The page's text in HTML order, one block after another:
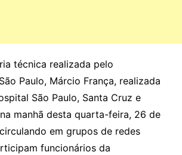
técnica realizada pelo
Paulo, Márcio França, realizada
São Paulo, Santa Cruz e
manhã desta quarta-feira, 26 de
em grupos de redes
funcionários da